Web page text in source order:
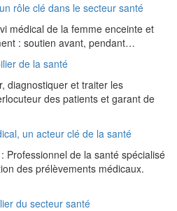
rôle clé dans le secteur santé
médical de la femme enceinte et
: soutien avant, pendant…
de la santé
diagnostiquer et traiter les
des patients et garant de
un acteur clé de la santé
Professionnel de la santé spécialisé
des prélèvements médicaux.
du secteur santé